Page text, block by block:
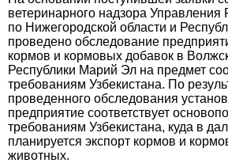
ветеринарного надзора Управления
по Нижегородской области и
проведено обследование
кормов и кормовых добавок в
Республики Марий Эл на предмет
требованиям Узбекистана. По
проведенного обследования
предприятие соответствует
требованиям Узбекистана, куда в
планируется экспорт кормов и
животных.